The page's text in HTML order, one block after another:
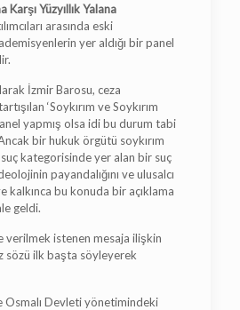
Karşı Yüzyıllık Yalana
arasında eski
yer aldığı bir panel
İzmir Barosu, ceza
‘Soykırım ve Soykırım
yapmış olsa idi bu durum tabi
bir hukuk örgütü soykırım
suç kategorisinde yer alan bir suç
payandalığını ve ulusalcı
kalkınca bu konuda bir açıklama
geldi.
verilmek istenen mesaja ilişkin
sözü ilk başta söyleyerek
Osmalı Devleti yönetimindeki